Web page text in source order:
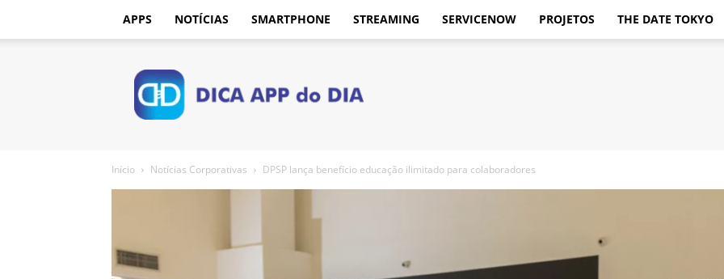
APPS NOTÍCIAS SMARTPHONE STREAMING SERVICENOW PROJETOS THE DATE TOKYO
Dica
App
do
Dia
Início Notícias Corporativas DPSP lança benefício educação ilimitado para colaboradores